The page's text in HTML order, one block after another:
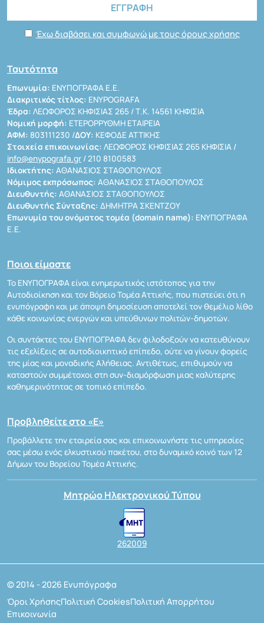
Έχω διαβάσει και συμφωνώ με τους όρους χρήσης
Ταυτότητα
Επωνυμία: ΕΝΥΠΟΓΡΑΦΑ Ε.Ε.
Διακριτικός τίτλος: ENYPOGRAFA
Έδρα: ΛΕΩΦΟΡΟΣ ΚΗΦΙΣΙΑΣ 265 / Τ.Κ. 14561 ΚΗΦΙΣΙΑ
Νομική μορφή: ΕΤΕΡΟΡΡΥΘΜΗ ΕΤΑΙΡΕΙΑ
ΑΦΜ: 803111230 /ΔΟΥ: ΚΕΦΟΔΕ ΑΤΤΙΚΗΣ
Στοιχεία επικοινωνίας: ΛΕΩΦΟΡΟΣ ΚΗΦΙΣΙΑΣ 265 ΚΗΦΙΣΙΑ /
info@enypografa.gr / 210 8100583
Ιδιοκτήτης: ΑΘΑΝΑΣΙΟΣ ΣΤΑΘΟΠΟΥΛΟΣ
Νόμιμος εκπρόσωπος: ΑΘΑΝΑΣΙΟΣ ΣΤΑΘΟΠΟΥΛΟΣ
Διευθυντής: ΑΘΑΝΑΣΙΟΣ ΣΤΑΘΟΠΟΥΛΟΣ
Διευθυντής Σύνταξης: ΔΗΜΗΤΡΑ ΣΚΕΝΤΖΟΥ
Επωνυμία του ονόματος τομέα (domain name): ΕΝΥΠΟΓΡΑΦΑ
Ε.Ε.
Ποιοι είμαστε
Το ΕΝΥΠΟΓΡΑΦΑ είναι ενημερωτικός ιστότοπος για την
Αυτοδιοίκηση και τον Βόρειο Τομέα Αττικής, που πιστεύει ότι η
ενυπόγραφη και με άποψη δημοσίευση αποτελεί τον θεμέλιο λίθο
κάθε κοινωνίας ενεργών και υπεύθυνων πολιτών-δημοτών.
Οι συντάκτες του ΕΝΥΠΟΓΡΑΦΑ δεν φιλοδοξούν να κατευθύνουν
τις εξελίξεις σε αυτοδιοικητικό επίπεδο, ούτε να γίνουν φορείς
της μίας και μοναδικής Αλήθειας. Αντιθέτως, επιθυμούν να
καταστούν συμμέτοχοι στη συν-διαμόρφωση μιας καλύτερης
καθημερινότητας σε τοπικό επίπεδο.
Προβληθείτε στο «Ε»
Προβάλλετε την εταιρεία σας και επικοινωνήστε τις υπηρεσίες
σας μέσω ενός ελκυστικού πακέτου, στο δυναμικό κοινό των 12
Δήμων του Βορείου Τομέα Αττικής.
Μητρώο Ηλεκτρονικού Τύπου
262009
© 2014 - 2026 Ενυπόγραφα
Όροι ΧρήσηςΠολιτική CookiesΠολιτική Απορρήτου
Επικοινωνία